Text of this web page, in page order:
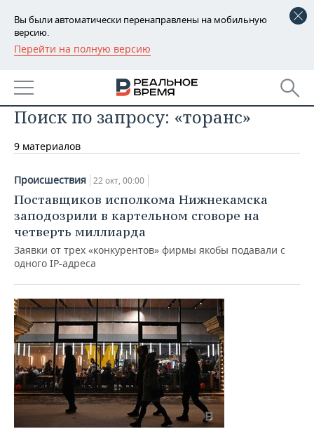
Вы были автоматически перенаправлены на мобильную
версию.
Перейти на полную версию
РЕГИОНЫ
БАШКОРТОСТАН
ТАТАРСТАН
УДМУРТИЯ
НОВОСТИ
АНАЛИТИКА
НОВОСТИ АНАЛИТИКИ
ДЕКЛАРАЦИИ О ДОХОДАХ
КОРОЛИ ГОСЗАКАЗА ПФО
ВУЗЫ ТАТАРСТАНА
ТОРГОВЫЕ ЦЕНТРЫ
ТАТАРСТАНА
ЭКОНОМИКА
НОВОСТИ ЭКОНОМИКИ
ФИНАНСЫ
БАНКИ
ИНВЕСТИЦИИ
ПРОМЫШЛЕННОСТЬ
НОВОСТИ
ПРОМЫШЛЕННОСТИ
АГРОПРОМ
МАШИНОСТРОЕНИЕ
НЕФТЕХИМИЯ
НЕФТЬ
ОПК
ЭНЕРГЕТИКА
НЕДВИЖИМОСТЬ
НОВОСТИ НЕДВИЖИМОСТИ
АВТО
НОВОСТИ БИЗНЕСА
РОЗНИЧНАЯ ТОРГОВЛЯ
ТРАНСПОРТ
УСЛУГИ
ТЕХНОЛОГИИ
НОВОСТИ ТЕХНОЛОГИЙ
IT
МЕДИА
МЕРОПРИЯТИЯ
НОВОСТИ МЕРОПРИЯТИЙ
ВЫЕЗДНАЯ РЕДАКЦИЯ
СПОРТ
НОВОСТИ СПОРТА
ОБЩЕСТВО
Поиск по запросу: «торанс»
9 материалов
Происшествия 22 окт, 00:00
Поставщиков исполкома Нижнекамска
заподозрили в картельном сговоре на
четверть миллиарда
Заявки от трех «конкурентов» фирмы якобы подавали с
одного IP-адреса